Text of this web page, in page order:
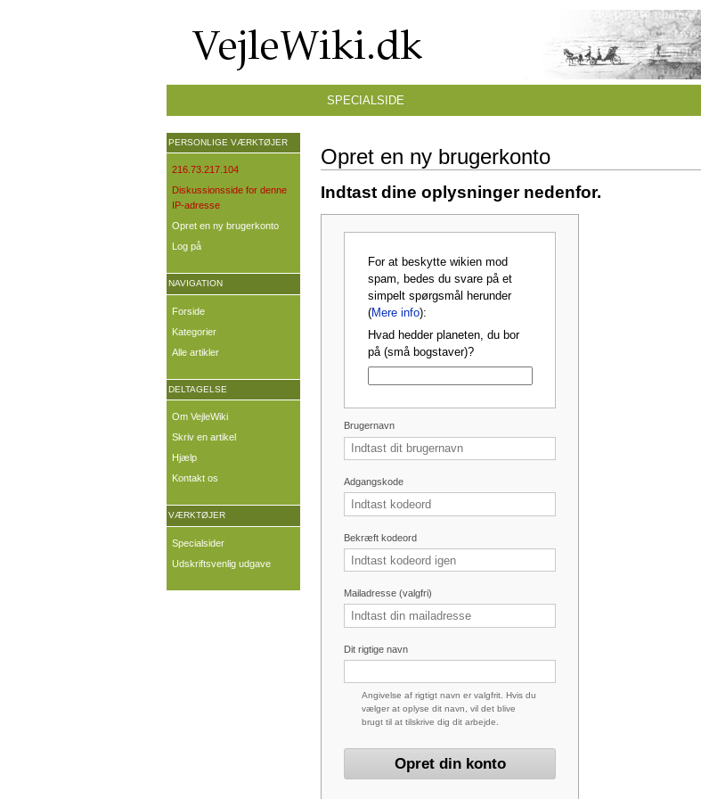
Opret en ny brugerkonto
Indtast dine oplysninger nedenfor.
For at beskytte wikien mod
spam, bedes du svare på et
simpelt spørgsmål herunder
(Mere info):
Hvad hedder planeten, du bor
på (små bogstaver)?
Brugernavn
Adgangskode
Bekræft kodeord
Mailadresse (valgfri)
Dit rigtige navn
Angivelse af rigtigt navn er valgfrit. Hvis du
vælger at oplyse dit navn, vil det blive
brugt til at tilskrive dig dit arbejde.
SPECIALSIDE
PERSONLIGE VÆRKTØJER
216.73.217.104
Diskussionsside for denne
IP-adresse
Opret en ny brugerkonto
Log på
NAVIGATION
Forside
Kategorier
Alle artikler
DELTAGELSE
Om VejleWiki
Skriv en artikel
Hjælp
Kontakt os
VÆRKTØJER
Specialsider
Udskriftsvenlig udgave